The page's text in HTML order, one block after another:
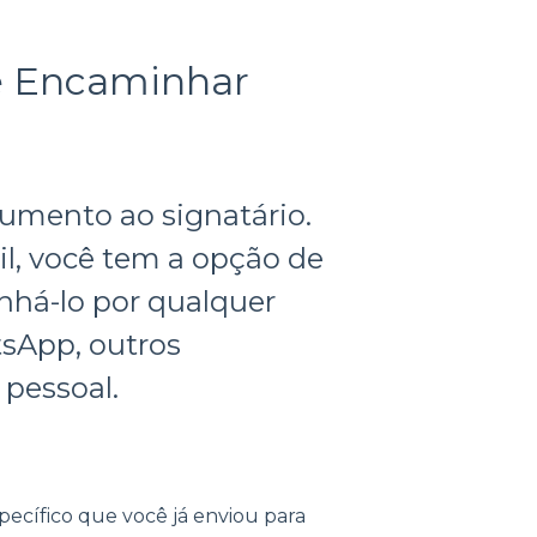
Encaminhar
ao signatário.
você tem a opção de
lo por qualquer
outros
que você já enviou para